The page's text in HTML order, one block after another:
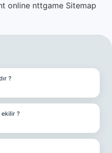
online nttgame Sitemap
?
ekilir ?